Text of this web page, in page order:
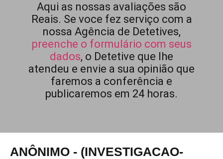
Aqui as nossas avaliações são
Reais. Se voce fez serviço com a
nossa Agência de Detetives,
preenche o formulário com seus
dados, o Detetive que lhe
atendeu e envie a sua opinião que
faremos a conferência e
publicaremos em 24 horas.
ANÔNIMO - (INVESTIGACAO-